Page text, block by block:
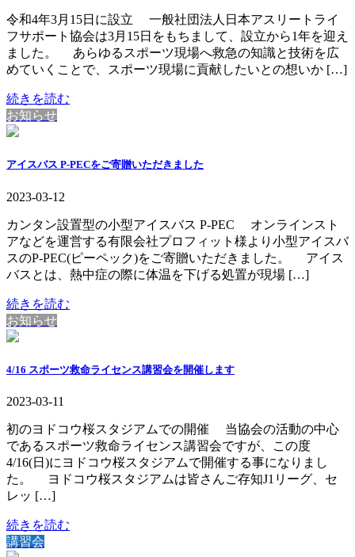
令和4年3月15日に設立 一般社団法人日本アスリートライ
フサポート協会は3月15日をもちまして、設立から1年を迎え
ました。 あらゆるスポーツ現場へ救急の知識と技術を広
めていくことで、スポーツ現場に貢献したいとの想いか […]
続きを読む
お知らせ
アイスバス P-PECをご寄贈いただきました
2023-03-12
カンタン設置型の小型アイスバス P-PEC オンラインスト
アなどを運営する有限会社プロフィット様より小型アイスバ
スのP-PEC(ピーペック)をご寄贈いただきました。 アイス
バスとは、熱中症の際に体温を下げる処置が現場 […]
続きを読む
お知らせ
4/16 スポーツ救命ライセンス講習会を開催します
2023-03-11
初のヨドコウ桜スタジアムでの開催 当協会の活動の中心
であるスポーツ救命ライセンス講習会ですが、この度
4/16(日)にヨドコウ桜スタジアムで開催する事になりまし
た。 ヨドコウ桜スタジアムは皆さんご存知J1リーグ、セ
レッ […]
続きを読む
講習会